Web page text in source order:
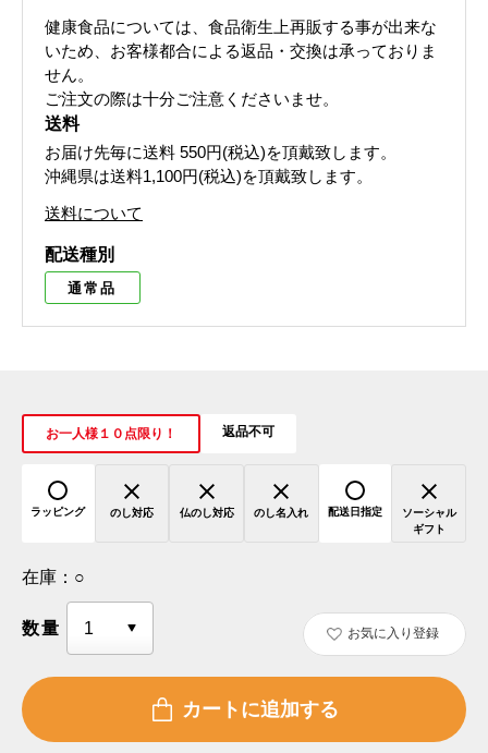
健康食品については、食品衛生上再販する事が出来な
いため、お客様都合による返品・交換は承っておりま
せん。
ご注文の際は十分ご注意くださいませ。
送料
お届け先毎に送料 550円(税込)を頂戴致します。
沖縄県は送料1,100円(税込)を頂戴致します。
送料について
配送種別
通常品
お一人様１０点限り！ 返品不可
ラッピング のし対応 仏のし対応 のし名入れ 配送日指定
ソーシャル
ギフト
在庫： ○
数量 お気に入り登録